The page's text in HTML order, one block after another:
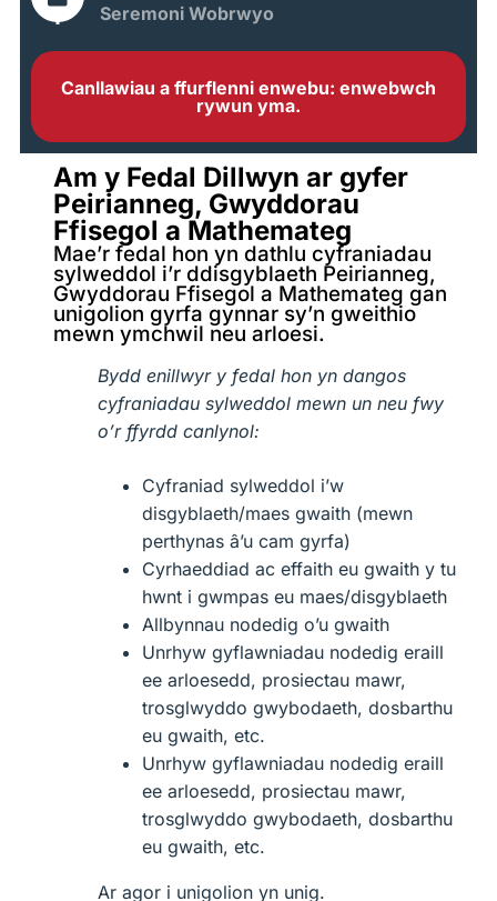
Seremoni Wobrwyo
Canllawiau a ffurflenni enwebu: enwebwch
rywun yma.
Am y Fedal Dillwyn ar gyfer
Peirianneg, Gwyddorau
Ffisegol a Mathemateg
Mae’r fedal hon yn dathlu cyfraniadau
sylweddol i’r ddisgyblaeth Peirianneg,
Gwyddorau Ffisegol a Mathemateg gan
unigolion gyrfa gynnar sy’n gweithio
mewn ymchwil neu arloesi.
Bydd enillwyr y fedal hon yn dangos
cyfraniadau sylweddol mewn un neu fwy
o’r ffyrdd canlynol:
Cyfraniad sylweddol i’w
disgyblaeth/maes gwaith (mewn
perthynas â’u cam gyrfa)
Cyrhaeddiad ac effaith eu gwaith y tu
hwnt i gwmpas eu maes/disgyblaeth
Allbynnau nodedig o’u gwaith
Unrhyw gyflawniadau nodedig eraill
ee arloesedd, prosiectau mawr,
trosglwyddo gwybodaeth, dosbarthu
eu gwaith, etc.
Unrhyw gyflawniadau nodedig eraill
ee arloesedd, prosiectau mawr,
trosglwyddo gwybodaeth, dosbarthu
eu gwaith, etc.
Ar agor i unigolion yn unig.